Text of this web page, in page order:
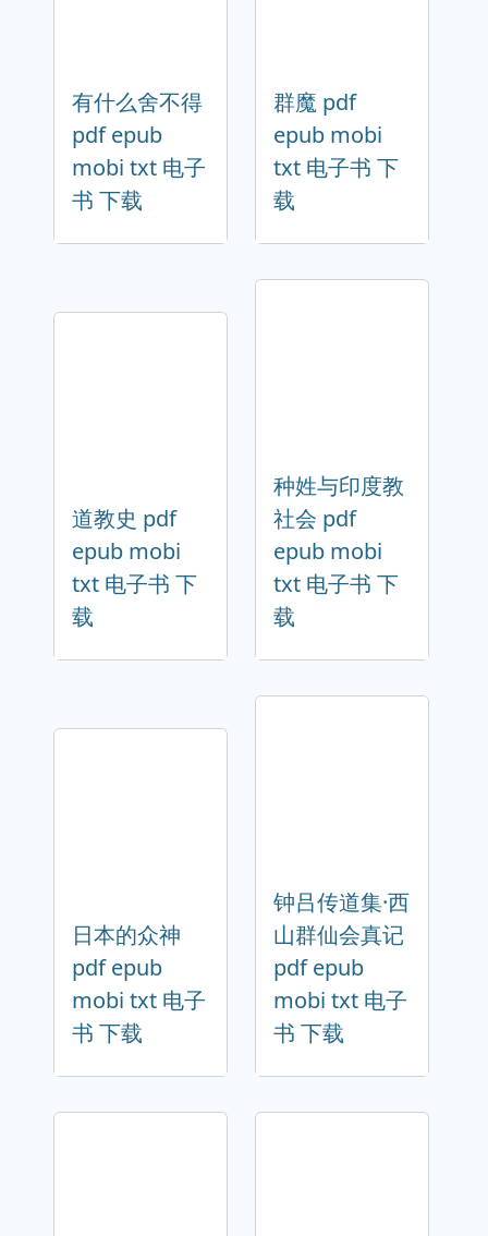
有什么舍不得
pdf epub
mobi txt 电子
书 下载
群魔 pdf
epub mobi
txt 电子书 下
载
道教史 pdf
epub mobi
txt 电子书 下
载
种姓与印度教
社会 pdf
epub mobi
txt 电子书 下
载
日本的众神
pdf epub
mobi txt 电子
书 下载
钟吕传道集·西
山群仙会真记
pdf epub
mobi txt 电子
书 下载